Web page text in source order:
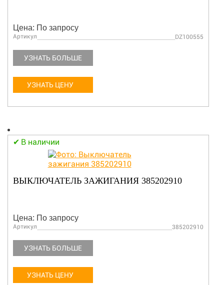
Цена: По запросу
Артикул DZ100555
УЗНАТЬ БОЛЬШЕ
УЗНАТЬ ЦЕНУ
В наличии
ВЫКЛЮЧАТЕЛЬ ЗАЖИГАНИЯ 385202910
Цена: По запросу
Артикул 385202910
УЗНАТЬ БОЛЬШЕ
УЗНАТЬ ЦЕНУ